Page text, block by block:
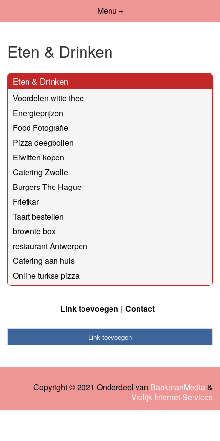
Menu +
Eten & Drinken
Eten & Drinken
Voordelen witte thee
Energieprijzen
Food Fotografie
Pizza deegbollen
Eiwitten kopen
Catering Zwolle
Burgers The Hague
Frietkar
Taart bestellen
brownie box
restaurant Antwerpen
Catering aan huis
Online turkse pizza
Link toevoegen Contact
Link toevoegen
Copyright © 2021 Onderdeel van BaakmanMedia&
Vrolijk Internet Services